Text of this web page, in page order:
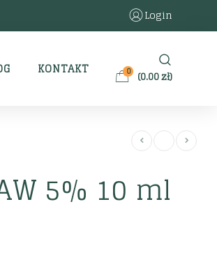
Login
KONTAKT 0 (0.00zł)
5% 10 ml